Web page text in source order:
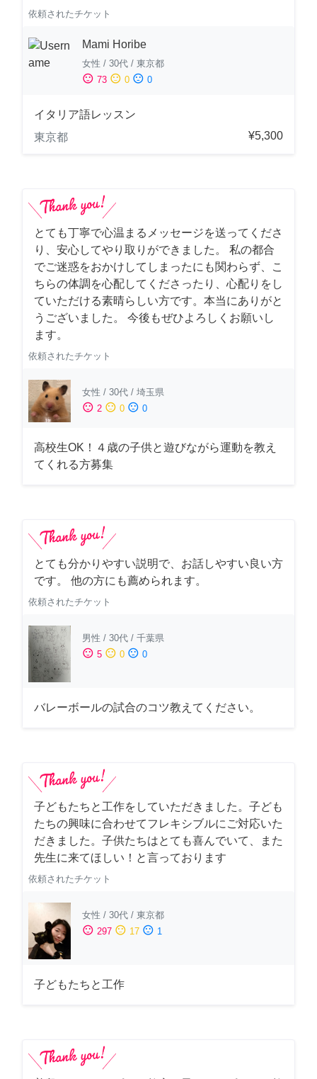
依頼されたチケット
Mami Horibe
女性 / 30代 / 東京都
sentiment_satisfied 73 sentiment_neutral 0 sentiment_dissatisfied 0
イタリア語レッスン
東京都
¥5,300
とても丁寧で心温まるメッセージを送ってくださ
り、安心してやり取りができました。 私の都合
でご迷惑をおかけしてしまったにも関わらず、こ
ちらの体調を心配してくださったり、心配りをし
ていただける素晴らしい方です。本当にありがと
うございました。 今後もぜひよろしくお願いし
ます。
依頼されたチケット
女性 / 30代 / 埼玉県
sentiment_satisfied 2 sentiment_neutral 0 sentiment_dissatisfied 0
高校生OK！４歳の子供と遊びながら運動を教え
てくれる方募集
とても分かりやすい説明で、お話しやすい良い方
です。 他の方にも薦められます。
依頼されたチケット
男性 / 30代 / 千葉県
sentiment_satisfied 5 sentiment_neutral 0 sentiment_dissatisfied 0
バレーボールの試合のコツ教えてください。
子どもたちと工作をしていただきました。子ども
たちの興味に合わせてフレキシブルにご対応いた
だきました。子供たちはとても喜んでいて、また
先生に来てほしい！と言っております
依頼されたチケット
女性 / 30代 / 東京都
sentiment_satisfied 297 sentiment_neutral 17 sentiment_dissatisfied 1
子どもたちと工作